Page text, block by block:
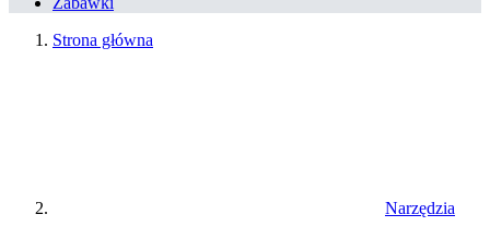
Strona główna
Narzędzia